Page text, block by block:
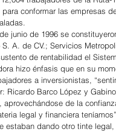
conformar las empresas
junio de 1996 se
A. de CV.; Servicios
de rentabilidad el
hizo énfasis que en su
a inversionistas,
Ricardo Barco López y
aprovechándose de la
legal y financiera
estaban dando otro tinte